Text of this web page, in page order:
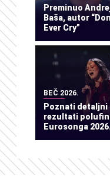
Preminuo
Baša, autor
Ever Cry”
BEČ 2026.
Poznati detaljni
rezultati
Eurosonga